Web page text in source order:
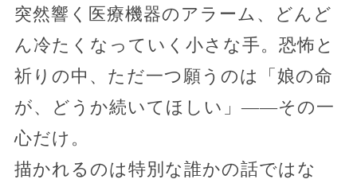
突然響く医療機器のアラーム、どんど
ん冷たくなっていく小さな手。恐怖と
祈りの中、ただ一つ願うのは「娘の命
が、どうか続いてほしい」――その一
心だけ。
描かれるのは特別な誰かの話ではな